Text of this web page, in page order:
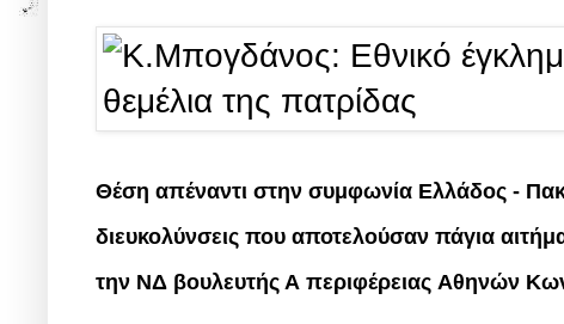
Θέση απέναντι στην συμφωνία Ελλάδος -
διευκολύνσεις που αποτελούσαν πάγια
την ΝΔ βουλευτής Α περιφέρειας Αθηνών